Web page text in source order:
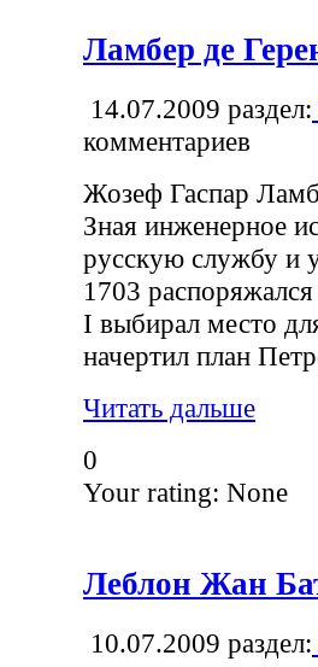
Ламбер де
14.07.2009 раздел:
комментариев
Жозеф Гаспар
Зная инженерное
русскую службу и
1703
I выбирал место
начертил план
Читать дальше
0
Your rating: None
Леблон Жан
10.07.2009 раздел: